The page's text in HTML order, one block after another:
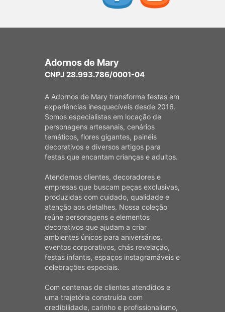
Adornos de Mary
CNPJ 28.993.786/0001-04
A Adornos de Mary transforma festas em
experiências inesquecíveis desde 2016.
Somos especialistas em locação de
personagens artesanais, cenários
temáticos, flores gigantes, painéis
decorativos e diversos artigos para
festas que encantam crianças e adultos.
Atendemos clientes, decoradores e
empresas que buscam peças exclusivas,
produzidas com cuidado, qualidade e
atenção aos detalhes. Nossa coleção
reúne personagens e elementos
decorativos que ajudam a criar
ambientes únicos para aniversários,
eventos corporativos, chás revelação,
festas infantis, espaços instagramáveis e
celebrações especiais.
Com centenas de clientes atendidos e
uma trajetória construída com
credibilidade, carinho e profissionalismo,